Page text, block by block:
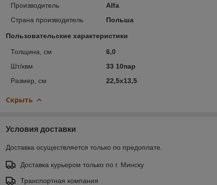
Производитель
Alfa
Страна производитель
Польша
Пользовательские характеристики
Толщина, см
6,0
Шт/квм
33 10пар
Размер, см
22,5х13,5
Скрыть
Условия доставки
Доставка осуществляется только по предоплате.
Доставка курьером только по г. Минску
Транспортная компания